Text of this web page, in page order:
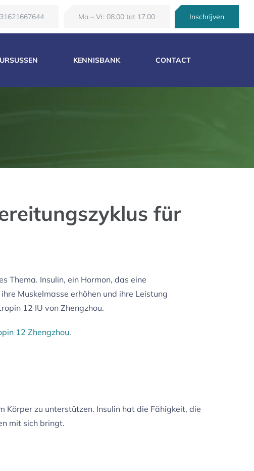
Ma – Vr: 08.00 tot 17.00 Inschrijven
KENNISBANK CONTACT
für
Thema. Insulin, ein Hormon, das eine
Muskelmasse erhöhen und ihre Leistung
12 IU von Zhengzhou.
12 Zhengzhou.
zu unterstützen. Insulin hat die Fähigkeit, die
mit sich bringt.